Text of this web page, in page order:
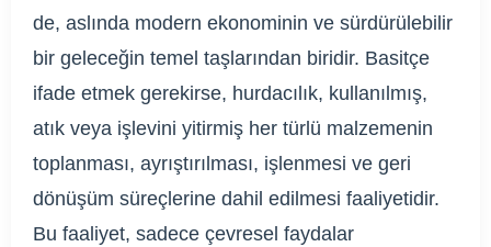
de, aslında modern ekonominin ve sürdürülebilir
bir geleceğin temel taşlarından biridir. Basitçe
ifade etmek gerekirse, hurdacılık, kullanılmış,
atık veya işlevini yitirmiş her türlü malzemenin
toplanması, ayrıştırılması, işlenmesi ve geri
dönüşüm süreçlerine dahil edilmesi faaliyetidir.
Bu faaliyet, sadece çevresel faydalar